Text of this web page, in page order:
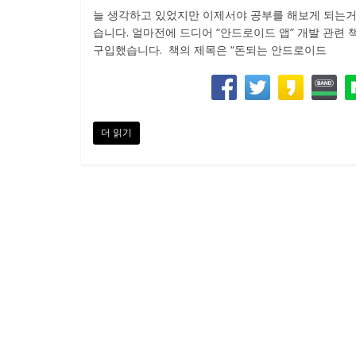
늘 생각하고 있었지만 이제서야 공부를 해보게 되는
습니다. 얼마전에 드디어 “안드로이드 앱” 개발 관련
구입했습니다. 책의 제목은 “돈되는 안드로이드
더 읽기